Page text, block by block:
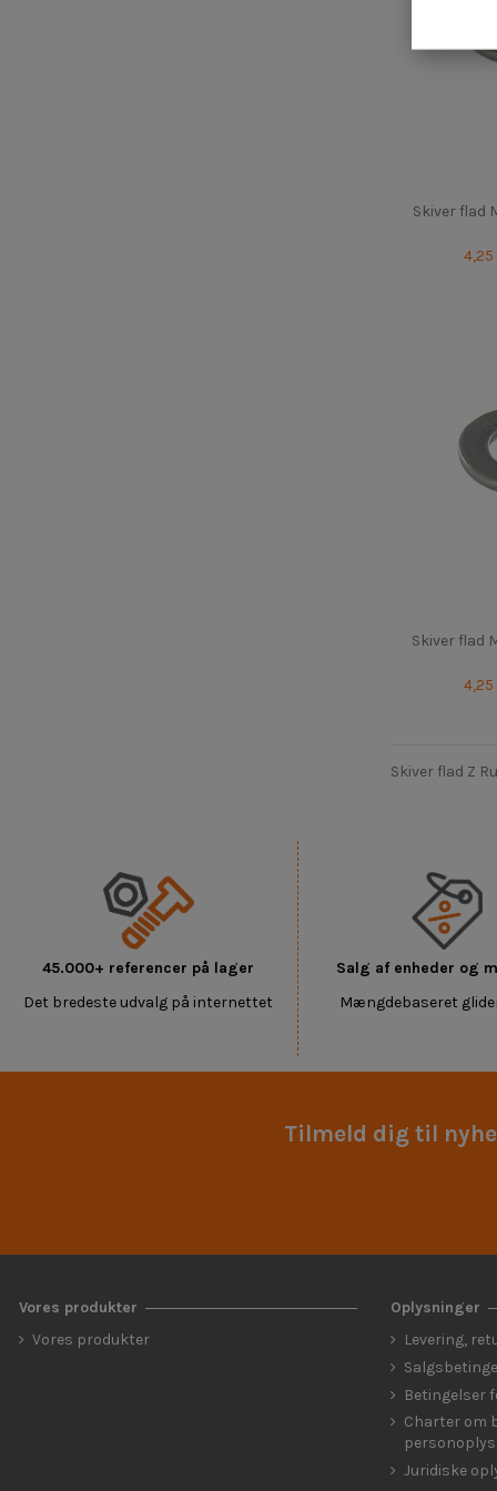
Skiver flad
4,25
Skiver flad
4,25
Skiver flad Z
45.000+ referencer på lager
Det bredeste udvalg på internettet
Salg af enheder og
Mængdebaseret
Tilmeld dig til
Vores produkter
Vores produkter
Oplysninger
Levering,
Betingelser
Charter om
Juridiske